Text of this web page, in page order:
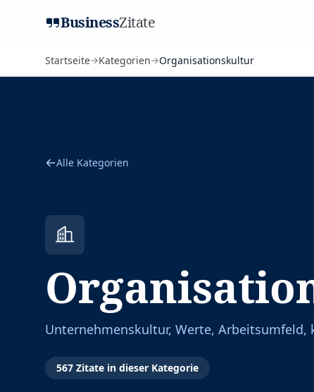
BusinessZitate
Startseite Kategorien Organisationskultur
Alle Kategorien
Unternehmenskultur, Werte, Arbeitsumfeld,
567 Zitate in dieser Kategorie